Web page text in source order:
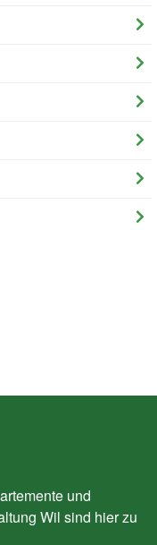
und
Wil sind hier zu